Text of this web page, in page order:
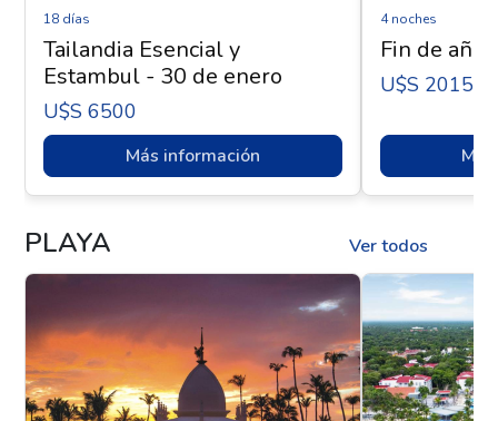
18 días
Tailandia Esencial y
Estambul - 30 de enero
U$s 6500
Más información
4 noches
Fin de año
U$s 2015
PLAYA Ver todos